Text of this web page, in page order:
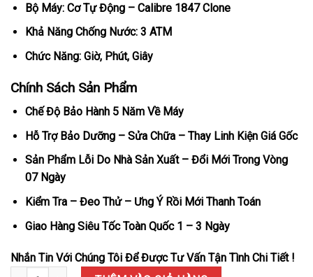
Bộ Máy: Cơ Tự Động – Calibre 1847 Clone
Khả Năng Chống Nước: 3 ATM
Chức Năng: Giờ, Phút, Giây
Chính Sách Sản Phẩm
Chế Độ Bảo Hành 5 Năm Về Máy
Hỗ Trợ Bảo Dưỡng – Sửa Chữa – Thay Linh Kiện Giá Gốc
Sản Phẩm Lỗi Do Nhà Sản Xuất – Đổi Mới Trong Vòng
07 Ngày
Kiểm Tra – Đeo Thử – Ưng Ý Rồi Mới Thanh Toán
Giao Hàng Siêu Tốc Toàn Quốc 1 – 3 Ngày
Nhắn Tin Với Chúng Tôi Để Được Tư Vấn Tận Tình Chi Tiết !
Đồng Hồ Nữ Cartier Santos Demi Vàng Mặt Trắng Rep 1:1 Cao